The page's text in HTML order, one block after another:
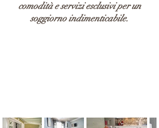
comodità e servizi esclusivi per un
soggiorno indimenticabile.